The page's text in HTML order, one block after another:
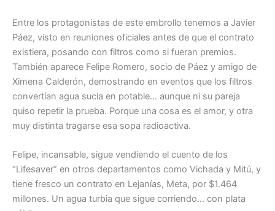
Entre los protagonistas de este embrollo tenemos a Javier
Páez, visto en reuniones oficiales antes de que el contrato
existiera, posando con filtros como si fueran premios.
También aparece Felipe Romero, socio de Páez y amigo de
Ximena Calderón, demostrando en eventos que los filtros
convertían agua sucia en potable… aunque ni su pareja
quiso repetir la prueba. Porque una cosa es el amor, y otra
muy distinta tragarse esa sopa radioactiva.
Felipe, incansable, sigue vendiendo el cuento de los
“Lifesaver” en otros departamentos como Vichada y Mitú, y
tiene fresco un contrato en Lejanías, Meta, por $1.464
millones. Un agua turbia que sigue corriendo… con plata